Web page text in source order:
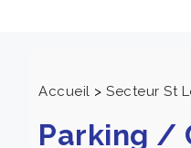
Accueil > Secteur St
Parking /